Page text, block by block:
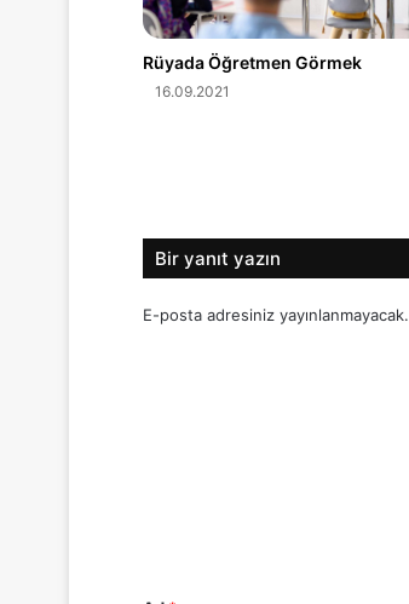
Rüyada Öğretmen Görmek
16.09.2021
Bir yanıt yazın
E-posta adresiniz yayınlanmayacak.